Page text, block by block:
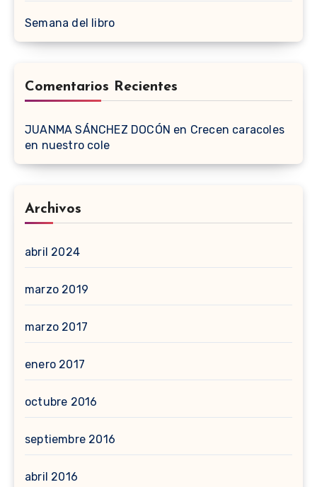
Semana del libro
Comentarios Recientes
JUANMA SÁNCHEZ DOCÓN en Crecen caracoles
en nuestro cole
Archivos
abril 2024
marzo 2019
marzo 2017
enero 2017
octubre 2016
septiembre 2016
abril 2016